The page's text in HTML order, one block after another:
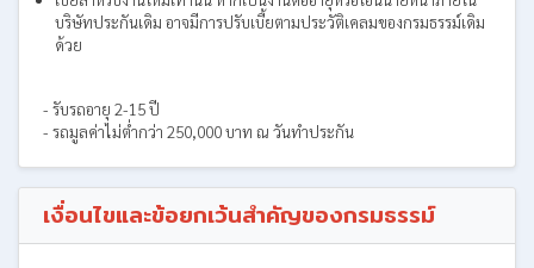
บริษัทประกันเดิม อาจมีการปรับเบี้ยตามประวัติเคลมของกรมธรรม์เดิม
ด้วย
- รับรถอายุ 2-15 ปี
- รถมูลค่าไม่ต่ำกว่า 250,000 บาท ณ วันทำประกัน
เงื่อนไขและข้อยกเว้นสำคัญของกรมธรรม์